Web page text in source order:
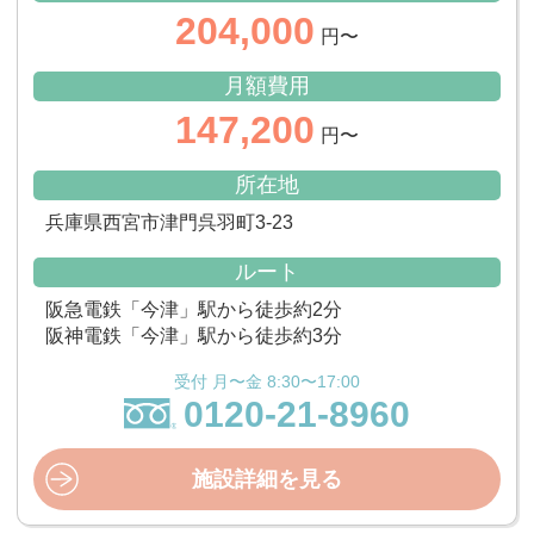
204,000 円〜
月額費用
147,200 円〜
所在地
兵庫県西宮市津門呉羽町3-23
ルート
阪急電鉄「今津」駅から徒歩約2分
阪神電鉄「今津」駅から徒歩約3分
受付 月〜金 8:30〜17:00
0120-21-8960
施設詳細を見る